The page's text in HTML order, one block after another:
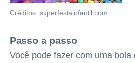
Créditos: superfestainfantil.com
Passo a passo
Você pode fazer com uma bola